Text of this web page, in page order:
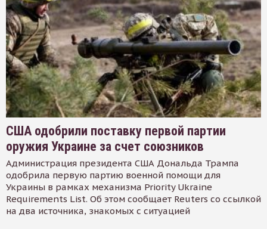
США одобрили поставку первой партии
оружия Украине за счет союзников
Администрация президента США Дональда Трампа
одобрила первую партию военной помощи для
Украины в рамках механизма Priority Ukraine
Requirements List. Об этом сообщает Reuters со ссылкой
на два источника, знакомых с ситуацией